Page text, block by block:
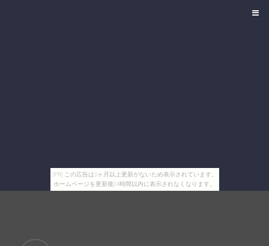
[PR] この広告は3ヶ月以上更新がないため表示されています。
ホームページを更新後24時間以内に表示されなくなります。